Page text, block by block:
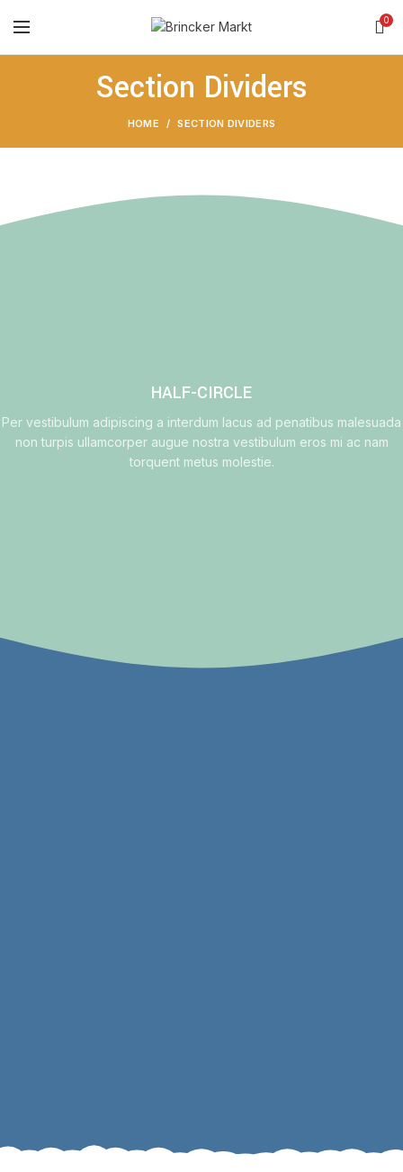
0
Section Dividers
HOME SECTION DIVIDERS
HALF-CIRCLE
Per vestibulum adipiscing a interdum lacus ad penatibus malesuada
non turpis ullamcorper augue nostra vestibulum eros mi ac nam
torquent metus molestie.